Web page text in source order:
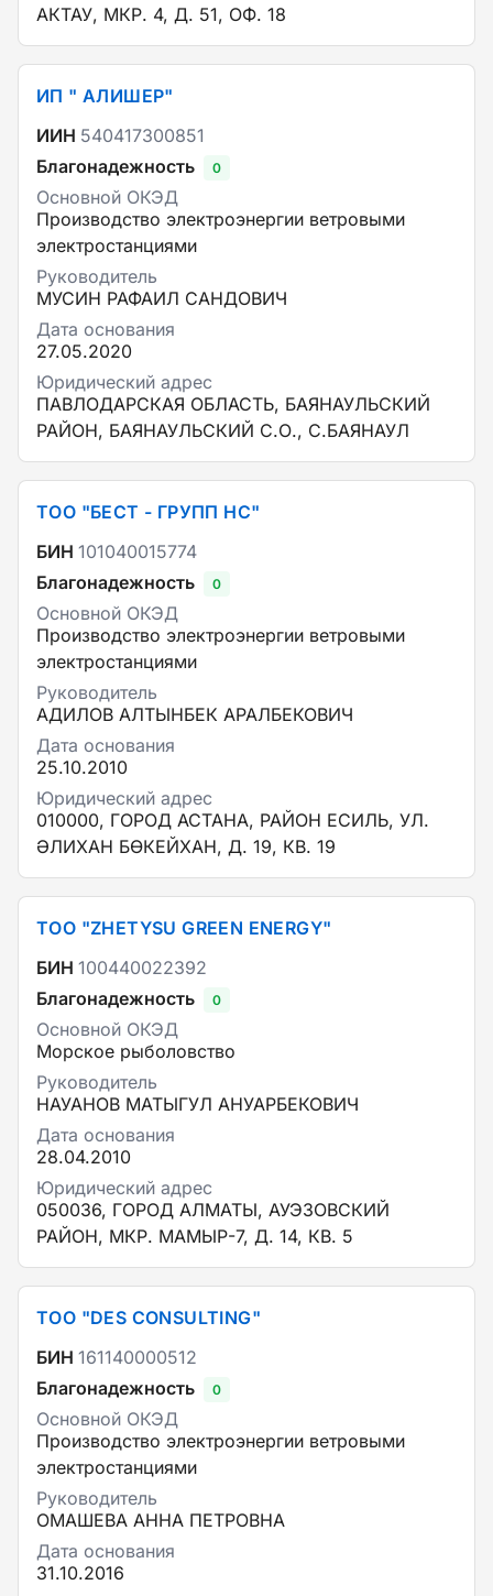
АКТАУ, МКР. 4, Д. 51, ОФ. 18
ИП " АЛИШЕР"
ИИН 540417300851
Благонадежность
0
Основной ОКЭД
Производство электроэнергии ветровыми
электростанциями
Руководитель
МУСИН РАФАИЛ САНДОВИЧ
Дата основания
27.05.2020
Юридический адрес
ПАВЛОДАРСКАЯ ОБЛАСТЬ, БАЯНАУЛЬСКИЙ
РАЙОН, БАЯНАУЛЬСКИЙ С.О., С.БАЯНАУЛ
ТОО "БЕСТ - ГРУПП НС"
БИН 101040015774
Благонадежность
0
Основной ОКЭД
Производство электроэнергии ветровыми
электростанциями
Руководитель
АДИЛОВ АЛТЫНБЕК АРАЛБЕКОВИЧ
Дата основания
25.10.2010
Юридический адрес
010000, ГОРОД АСТАНА, РАЙОН ЕСИЛЬ, УЛ.
ӘЛИХАН БӨКЕЙХАН, Д. 19, КВ. 19
ТОО "ZHETYSU GREEN ENERGY"
БИН 100440022392
Благонадежность
0
Основной ОКЭД
Морское рыболовство
Руководитель
НАУАНОВ МАТЫГУЛ АНУАРБЕКОВИЧ
Дата основания
28.04.2010
Юридический адрес
050036, ГОРОД АЛМАТЫ, АУЭЗОВСКИЙ
РАЙОН, МКР. МАМЫР-7, Д. 14, КВ. 5
ТОО "DЕS СОNSULTING"
БИН 161140000512
Благонадежность
0
Основной ОКЭД
Производство электроэнергии ветровыми
электростанциями
Руководитель
ОМАШЕВА АННА ПЕТРОВНА
Дата основания
31.10.2016